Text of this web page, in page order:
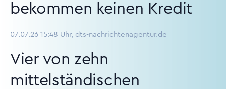
bekommen keinen Kredit
07.07.26 15:48 Uhr, dts-nachrichtenagentur.de
Vier von zehn
mittelständischen